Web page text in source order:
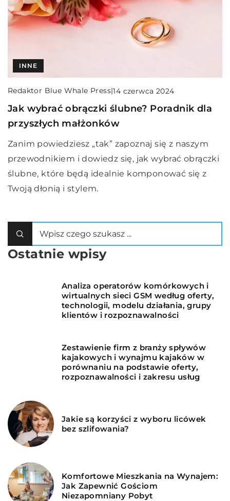
INNE
Redaktor Blue Whale Press|14 czerwca 2024
Jak wybrać obrączki ślubne? Poradnik dla
przyszłych małżonków
Zanim powiedziesz „tak” zapoznaj się z naszym
przewodnikiem i dowiedz się, jak wybrać obrączki
ślubne, które będą idealnie komponować się z
Twoją dłonią i stylem.
Ostatnie wpisy
Analiza operatorów komórkowych i
wirtualnych sieci GSM według oferty,
technologii, modelu działania, grupy
klientów i rozpoznawalności
Zestawienie firm z branży spływów
kajakowych i wynajmu kajaków w
porównaniu na podstawie oferty,
rozpoznawalności i zakresu usług
Jakie są korzyści z wyboru licówek
bez szlifowania?
Komfortowe Mieszkania na Wynajem:
Jak Zapewnić Gościom
Niezapomniany Pobyt